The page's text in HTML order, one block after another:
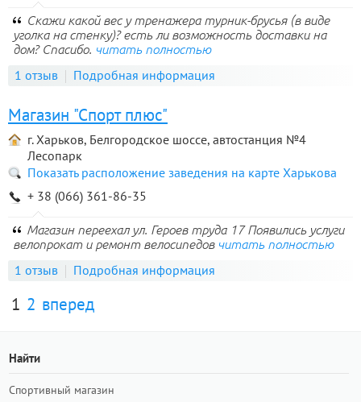
Скажи какой вес у тренажера турник-брусья (в виде
уголка на стенку)? есть ли возможность доставки на
дом? Спасибо. читать полностью
1 отзыв Подробная информация
Магазин "Спорт плюс"
г. Харьков, Белгородское шоссе, автостанция №4
Лесопарк
Показать расположение заведения на карте Харькова
+ 38 (066) 361-86-35
Магазин переехал ул. Героев труда 17 Появились услуги
велопрокат и ремонт велосипедов читать полностью
1 отзыв Подробная информация
1 2 вперед
Найти
Спортивный магазин